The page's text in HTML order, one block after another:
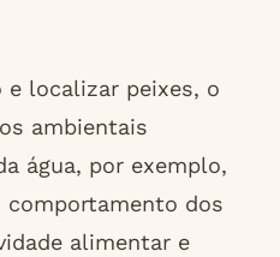
e localizar peixes, o
ambientais
água, por exemplo,
dos
alimentar e